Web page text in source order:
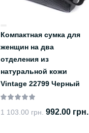
Компактная сумка для
женщин на два
отделения из
натуральной кожи
Vintage 22799 Черный
1 103.00 грн. 992.00 грн.